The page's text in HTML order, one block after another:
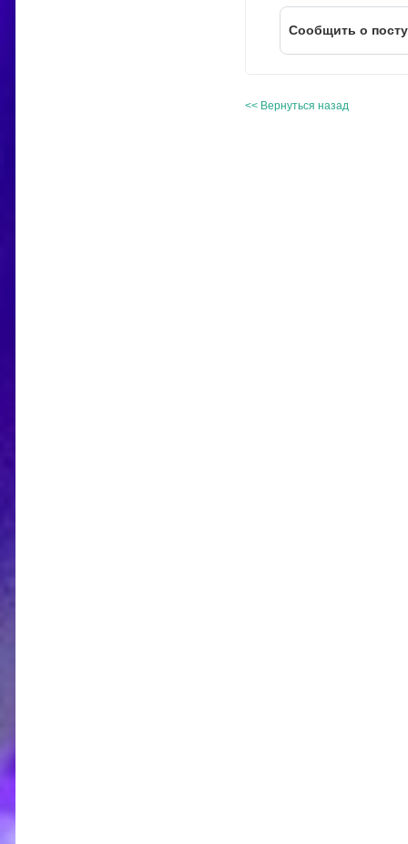
Cообщить о
<< Вернуться назад